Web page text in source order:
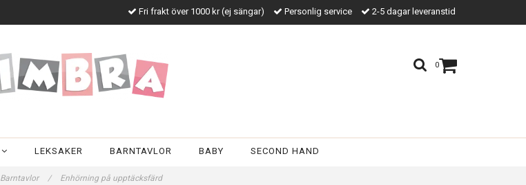
Fri frakt över 1000 kr (ej sängar) Personlig service 2-5 dagar leveranstid
0
LEKSAKER BARNTAVLOR BABY SECOND HAND
Barntavlor / Enhörning på upptäcksfärd